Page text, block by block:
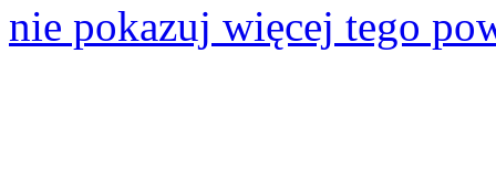
nie pokazuj więcej tego